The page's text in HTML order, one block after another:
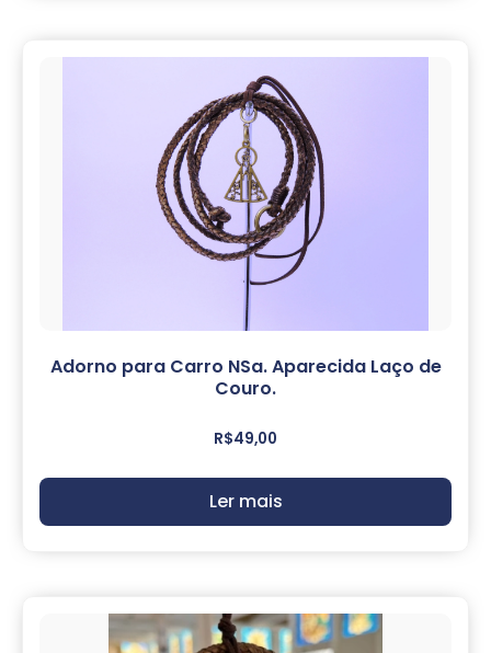
Adorno para Carro NSa. Aparecida Laço de
Couro.
R$49,00
Ler mais